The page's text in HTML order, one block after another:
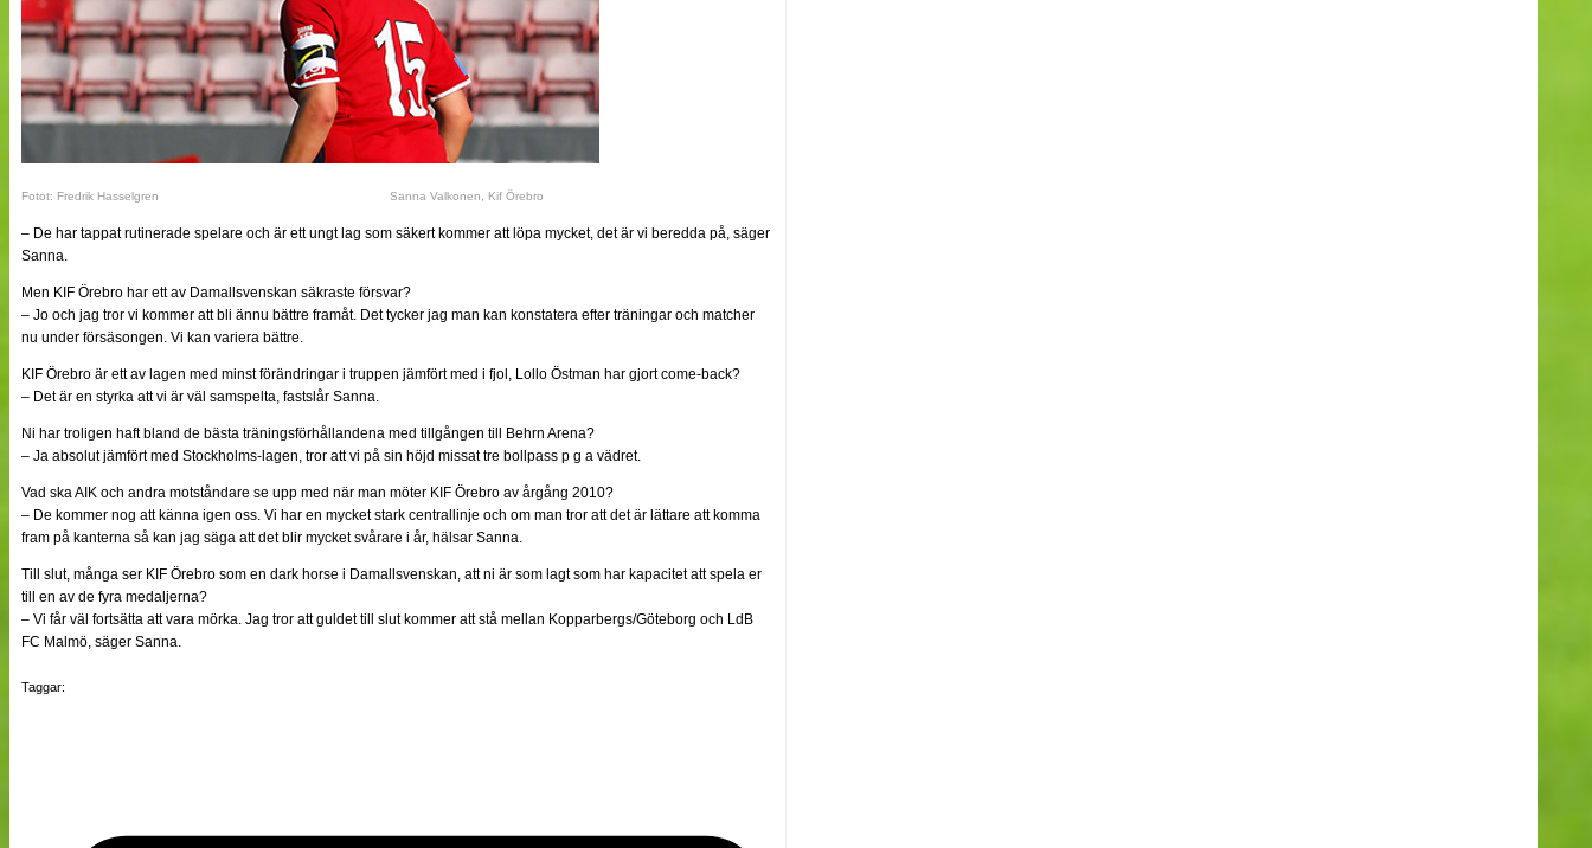
Fotot: Fredrik Hasselgren Sanna Valkonen, Kif Örebro
– De har tappat rutinerade spelare och är ett ungt lag som säkert kommer att löpa mycket, det är vi beredda på, säger
Sanna.
Men KIF Örebro har ett av Damallsvenskan säkraste försvar?
– Jo och jag tror vi kommer att bli ännu bättre framåt. Det tycker jag man kan konstatera efter träningar och matcher
nu under försäsongen. Vi kan variera bättre.
KIF Örebro är ett av lagen med minst förändringar i truppen jämfört med i fjol, Lollo Östman har gjort come-back?
– Det är en styrka att vi är väl samspelta, fastslår Sanna.
Ni har troligen haft bland de bästa träningsförhållandena med tillgången till Behrn Arena?
– Ja absolut jämfört med Stockholms-lagen, tror att vi på sin höjd missat tre bollpass p g a vädret.
Vad ska AIK och andra motståndare se upp med när man möter KIF Örebro av årgång 2010?
– De kommer nog att känna igen oss. Vi har en mycket stark centrallinje och om man tror att det är lättare att komma
fram på kanterna så kan jag säga att det blir mycket svårare i år, hälsar Sanna.
Till slut, många ser KIF Örebro som en dark horse i Damallsvenskan, att ni är som lagt som har kapacitet att spela er
till en av de fyra medaljerna?
– Vi får väl fortsätta att vara mörka. Jag tror att guldet till slut kommer att stå mellan Kopparbergs/Göteborg och LdB
FC Malmö, säger Sanna.
Taggar: